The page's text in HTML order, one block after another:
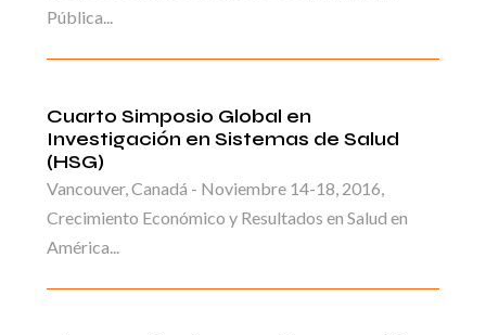
Pública...
Cuarto Simposio Global en
Investigación en Sistemas de Salud
(HSG)
Vancouver, Canadá - Noviembre 14-18, 2016,
Crecimiento Económico y Resultados en Salud en
América...